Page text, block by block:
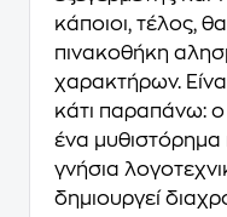
κάποιοι, τέλος,
πινακοθήκη
χαρακτήρων.
κάτι παραπάνω:
ένα μυθιστόρημα
γνήσια
δημιουργεί